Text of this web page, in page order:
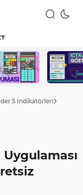
5 İndikatörleri